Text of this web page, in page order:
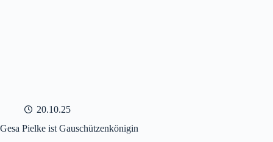
20.10.25
Gesa Pielke ist Gauschützenkönigin